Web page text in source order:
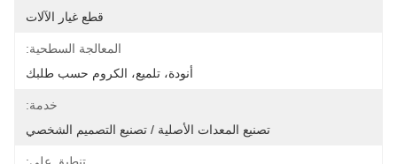
قطع غيار الآلات
المعالجة السطحية:
أنودة، تلميع، الكروم حسب طلبك
خدمة:
تصنيع المعدات الأصلية / تصنيع التصميم الشخصي